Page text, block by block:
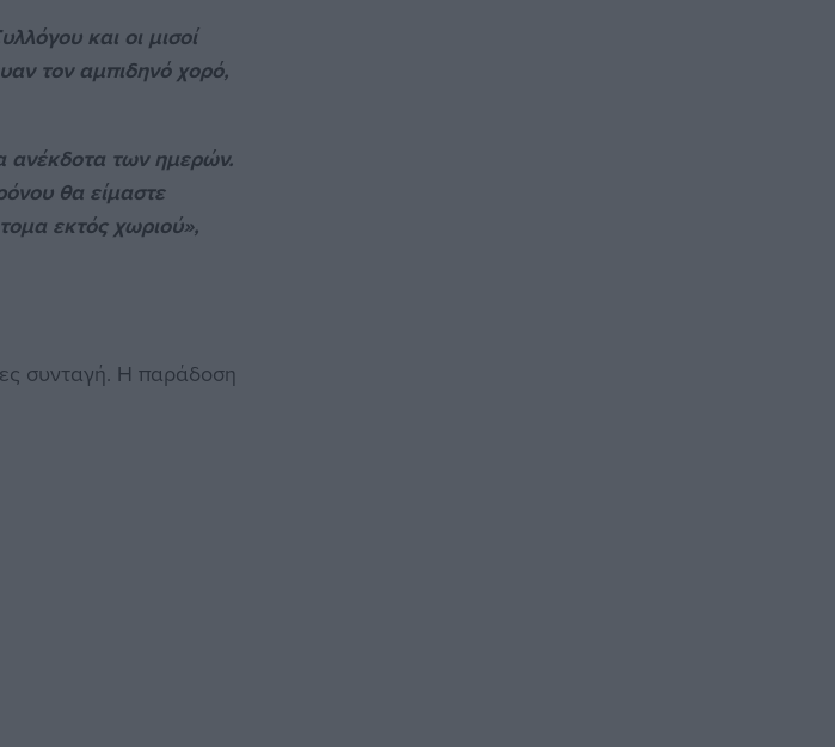
και οι μισοί
τον αμπιδηνό χορό,
ανέκδοτα των ημερών.
θα είμαστε
εκτός χωριού»,
συνταγή. Η παράδοση